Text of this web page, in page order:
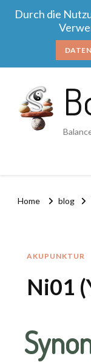
Durch die
Home blog
AKUPUNKTUR
Ni01